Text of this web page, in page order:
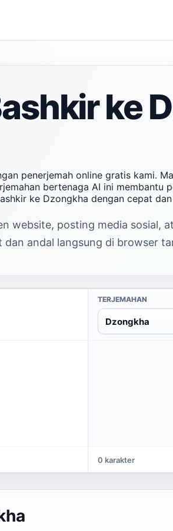
ke
penerjemah online gratis kami.
bertenaga AI ini membantu
ke Dzongkha dengan cepat
website, posting media sosial,
andal langsung di browser
TERJEMAHAN
Dzongkha
0 karakter